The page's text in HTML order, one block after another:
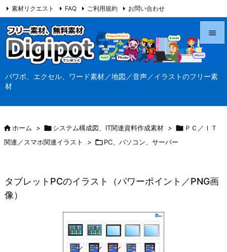
パワポ、エクセル、ワード素材／地図／音声／イラストのフリー素
材




素材リクエスト FAQ ご利用規約 お問い合わせ
当サイト（Digipot.net）について
ホーム > システム構成図、IT関連資料作成素材 >  ＰＣ／ＩＴ
関連／スマホ関連イラスト
> PC、パソコン、サーバー
タブレットPCのイラスト（パワーポイント／PNG画
像）